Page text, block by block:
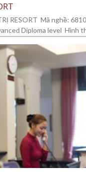
RESORT Mã nghề:
Diploma level Hình